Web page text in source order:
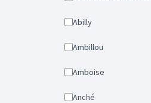
Abilly
Ambillou
Amboise
Anché